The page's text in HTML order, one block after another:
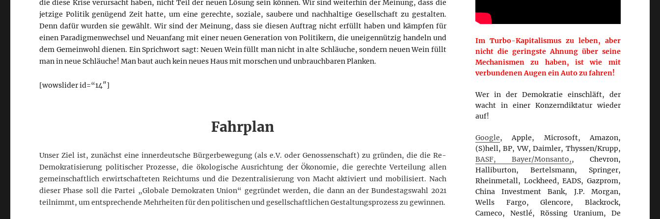
die diese Krise verursacht haben, nicht Teil der neuen Lösung sein können. Wir sind weiterhin der Meinung, dass die
jetzige Politik genügend Zeit hatte, um eine gerechte, soziale, saubere und nachhaltige Gesellschaft zu gestalten.
Denn dafür wurden sie gewählt. Wir sind der Meinung, dass sie diesen Auftrag nicht erfüllt haben und kämpfen für
einen Paradigmenwechsel und Neuanfang mit einer neuen Generation von Politikern, die uneigennützig handeln und
dem Gemeinwohl dienen. Ein Sprichwort sagt: Neuen Wein füllt man nicht in alte Schläuche, sondern neuen Wein füllt
man in neue Schläuche! Man baut auch kein neues Haus mit morschen und unbrauchbaren Planken.
[wowslider id=“14″]
Fahrplan
Unser Ziel ist, zunächst eine innerdeutsche Bürgerbewegung (als e.V. oder Genossenschaft) zu gründen, die die Re-
Demokratisierung politischer Prozesse, die ökologische Ausrichtung der Ökonomie, die gerechte Verteilung allen
gemeinschaftlich erwirtschafteten Reichtums und die Dezentralisierung von Macht aktiviert und mobilisiert. Nach
dieser Phase soll die Partei „Globale Demokraten Union“ gegründet werden, die dann an der Bundestagswahl 2021
teilnimmt, um entsprechende Mehrheiten für den politischen und gesellschaftlichen Gestaltungsprozess zu gewinnen.
Im Turbo-Kapitalismus zu leben, aber
nicht die geringste Ahnung über seine
Mechanismen zu haben, ist wie mit
verbundenen Augen ein Auto zu fahren!
Wer in der Demokratie einschläft, der
wacht in einer Konzerndiktatur wieder
auf!
Google, Apple, Microsoft, Amazon,
(S)hell, BP, VW, Daimler, Thyssen/Krupp,
BASF, Bayer/Monsanto,, Chevron,
Halliburton, Bertelsmann, Springer,
Rheinmetall, Lockheed, EADS, Gazprom,
China Investment Bank, J.P. Morgan,
Wells Fargo, Glencore, Blackrock,
Cameco, Nestlé, Rössing Uranium, De